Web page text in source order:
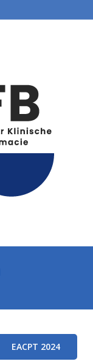
EACPT 2024